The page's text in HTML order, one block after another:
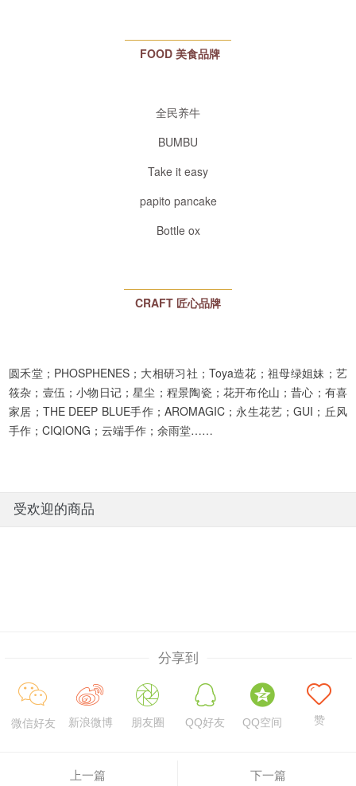
FOOD 美食品牌
全民养牛
BUMBU
Take it easy
papito pancake
Bottle ox
CRAFT 匠心品牌
圆禾堂；PHOSPHENES；大相研习社；Toya造花；祖母绿姐妹；艺
筱杂；壹伍；小物日记；星尘；程景陶瓷；花开布伦山；昔心；有喜
家居；THE DEEP BLUE手作；AROMAGIC；永生花艺；GUI；丘风
手作；CIQIONG；云端手作；余雨堂……
受欢迎的商品
分享到
微信好友 新浪微博 朋友圈 QQ好友 QQ空间 赞
上一篇 下一篇